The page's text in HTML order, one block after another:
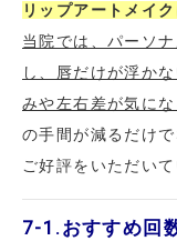
リップアートメイ
当院では、パーソ
し、唇だけが浮か
みや左右差が気に
の手間が減るだけ
ご好評をいただいて
7-1. おすすめ回